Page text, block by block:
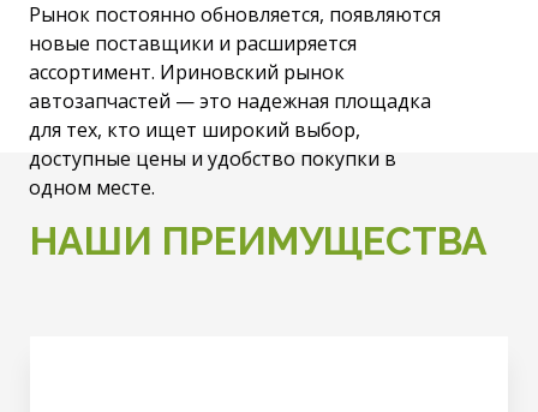
Рынок постоянно обновляется, появляются
новые поставщики и расширяется
ассортимент. Ириновский рынок
автозапчастей — это надежная площадка
для тех, кто ищет широкий выбор,
доступные цены и удобство покупки в
одном месте.
НАШИ ПРЕИМУЩЕСТВА